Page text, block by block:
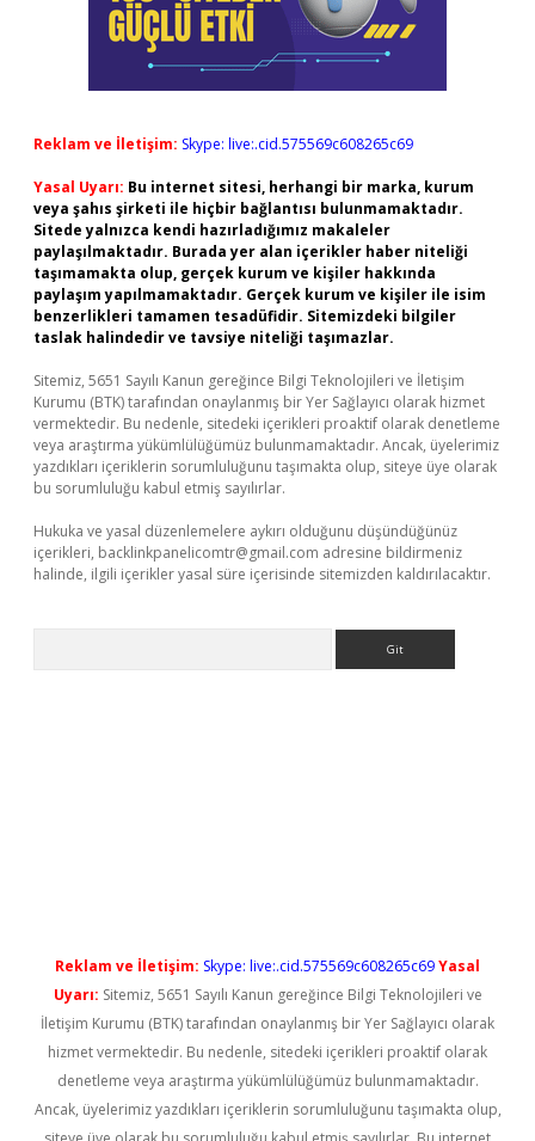
Reklam ve İletişim: Skype: live:.cid.575569c608265c69
Yasal Uyarı: Bu internet sitesi, herhangi bir marka, kurum
veya şahıs şirketi ile hiçbir bağlantısı bulunmamaktadır.
Sitede yalnızca kendi hazırladığımız makaleler
paylaşılmaktadır. Burada yer alan içerikler haber niteliği
taşımamakta olup, gerçek kurum ve kişiler hakkında
paylaşım yapılmamaktadır. Gerçek kurum ve kişiler ile isim
benzerlikleri tamamen tesadüfidir. Sitemizdeki bilgiler
taslak halindedir ve tavsiye niteliği taşımazlar.
Sitemiz, 5651 Sayılı Kanun gereğince Bilgi Teknolojileri ve İletişim
Kurumu (BTK) tarafından onaylanmış bir Yer Sağlayıcı olarak hizmet
vermektedir. Bu nedenle, sitedeki içerikleri proaktif olarak denetleme
veya araştırma yükümlülüğümüz bulunmamaktadır. Ancak, üyelerimiz
yazdıkları içeriklerin sorumluluğunu taşımakta olup, siteye üye olarak
bu sorumluluğu kabul etmiş sayılırlar.
Hukuka ve yasal düzenlemelere aykırı olduğunu düşündüğünüz
içerikleri, backlinkpanelicomtr@gmail.com adresine bildirmeniz
halinde, ilgili içerikler yasal süre içerisinde sitemizden kaldırılacaktır.
Reklam ve İletişim: Skype: live:.cid.575569c608265c69Yasal
Uyarı: Sitemiz, 5651 Sayılı Kanun gereğince Bilgi Teknolojileri ve
İletişim Kurumu (BTK) tarafından onaylanmış bir Yer Sağlayıcı olarak
hizmet vermektedir. Bu nedenle, sitedeki içerikleri proaktif olarak
denetleme veya araştırma yükümlülüğümüz bulunmamaktadır.
Ancak, üyelerimiz yazdıkları içeriklerin sorumluluğunu taşımakta olup,